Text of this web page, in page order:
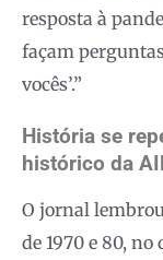
resposta à
façam
vocês’.”
História se
histórico da
O jornal
de 1970 e 80,